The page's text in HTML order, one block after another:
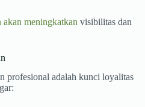
akan meningkatkan visibilitas dan
profesional adalah kunci loyalitas